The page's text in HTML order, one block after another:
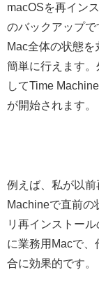
macOSを再イン
のバックアップで
Mac全体の状態
簡単に行えます
してTime
が開始されます。
例えば、私が以
Machineで直前の
リ再インストー
に業務用Macで
合に効果的です。